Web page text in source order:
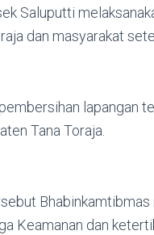
Saluputti
dan masyarakat
lapangan
Tana Toraja.
Keamanan dan